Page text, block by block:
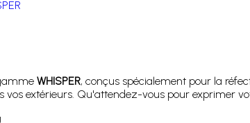
WHISPER, conçus spécialement pour la
vos extérieurs. Qu'attendez-vous pour exprimer